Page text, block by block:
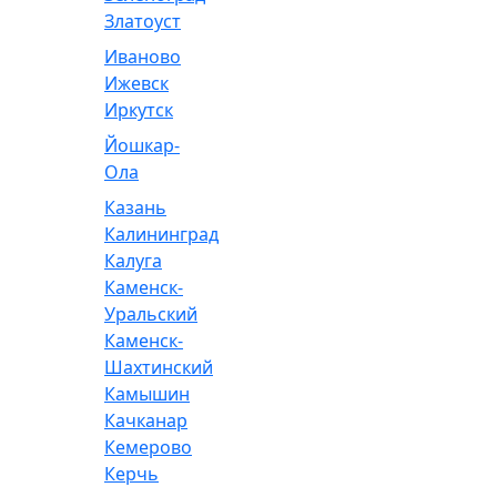
Златоуст
Иваново
Ижевск
Иркутск
Йошкар-
Ола
Казань
Калининград
Калуга
Каменск-
Уральский
Каменск-
Шахтинский
Камышин
Качканар
Кемерово
Керчь